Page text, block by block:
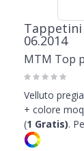
Tappetini
06.2014
MTM Top
Velluto
+ colore
(1 Gratis).